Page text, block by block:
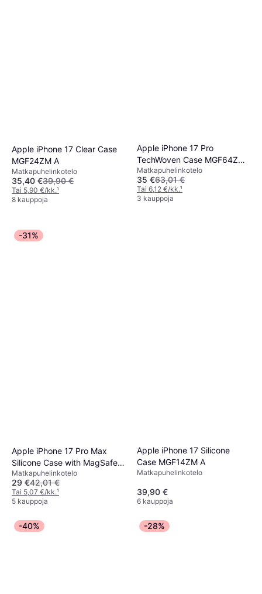
Apple iPhone 17 Clear Case
MGF24ZM A
Matkapuhelinkotelo
35,40 €39,90 €
Tai 5,90 €/kk.¹
8 kauppoja
Apple iPhone 17 Pro
TechWoven Case MGF64ZM
A
Matkapuhelinkotelo
35 €63,01 €
Tai 6,12 €/kk.¹
3 kauppoja
-31%
Apple iPhone 17 Pro Max
Silicone Case with MagSafe
Black
Matkapuhelinkotelo
29 €42,01 €
Tai 5,07 €/kk.¹
5 kauppoja
Apple iPhone 17 Silicone
Case MGF14ZM A
Matkapuhelinkotelo
39,90 €
6 kauppoja
-40% -28%